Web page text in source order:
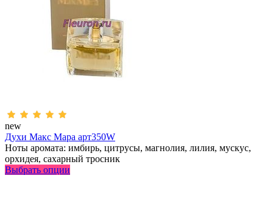
new
Духи Макс Мара арт350W
Ноты аромата: имбирь, цитрусы, магнолия, лилия, мускус,
орхидея, сахарный тросник
Выбрать опции